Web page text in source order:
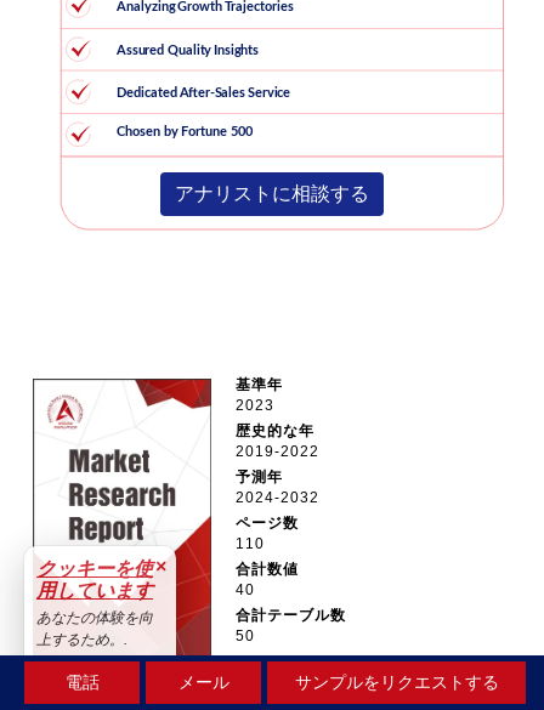
アナリストに相談する
基準年
2023
歴史的な年
2019-2022
予測年
2024-2032
ページ数
110
合計数値
40
合計テーブル数
50
電話 メール サンプルをリクエストする
クッキーを使
用しています
×
あなたの体験を向
上するため。.
受け入れる